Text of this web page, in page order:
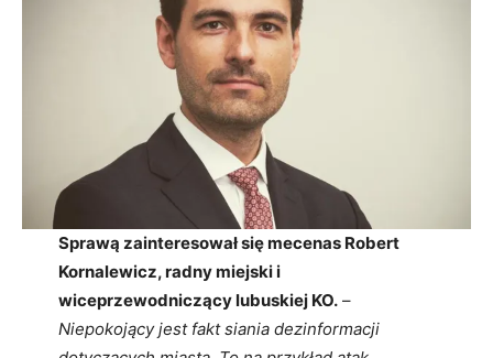
Sprawą zainteresował się mecenas Robert
Kornalewicz, radny miejski i
wiceprzewodniczący lubuskiej KO.–
Niepokojący jest fakt siania dezinformacji